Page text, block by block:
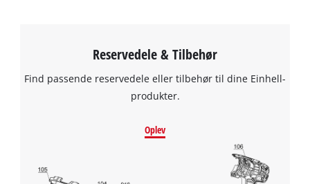
We need your consent to load the
Google Maps service!
Reservedele & Tilbehør
Find passende reservedele eller tilbehør til dine Einhell-
produkter.
Oplev